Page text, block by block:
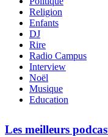
Religion
Enfants
DJ
Rire
Radio Campus
Interview
Noël
Musique
Education
Les meilleurs